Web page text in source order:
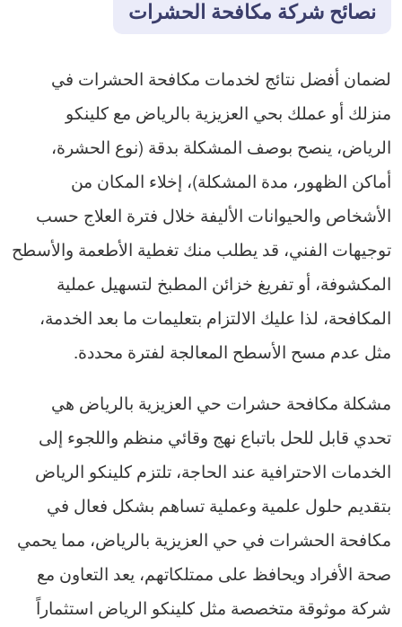
نصائح شركة مكافحة الحشرات
لضمان أفضل نتائج لخدمات مكافحة الحشرات في
منزلك أو عملك بحي العزيزية بالرياض مع كلينكو
الرياض، ينصح بوصف المشكلة بدقة (نوع الحشرة،
أماكن الظهور، مدة المشكلة)، إخلاء المكان من
الأشخاص والحيوانات الأليفة خلال فترة العلاج حسب
توجيهات الفني، قد يطلب منك تغطية الأطعمة والأسطح
المكشوفة، أو تفريغ خزائن المطبخ لتسهيل عملية
المكافحة، لذا عليك الالتزام بتعليمات ما بعد الخدمة،
مثل عدم مسح الأسطح المعالجة لفترة محددة.
مشكلة مكافحة حشرات حي العزيزية بالرياض هي
تحدي قابل للحل باتباع نهج وقائي منظم واللجوء إلى
الخدمات الاحترافية عند الحاجة، تلتزم كلينكو الرياض
بتقديم حلول علمية وعملية تساهم بشكل فعال في
مكافحة الحشرات في حي العزيزية بالرياض، مما يحمي
صحة الأفراد ويحافظ على ممتلكاتهم، يعد التعاون مع
شركة موثوقة متخصصة مثل كلينكو الرياض استثماراً